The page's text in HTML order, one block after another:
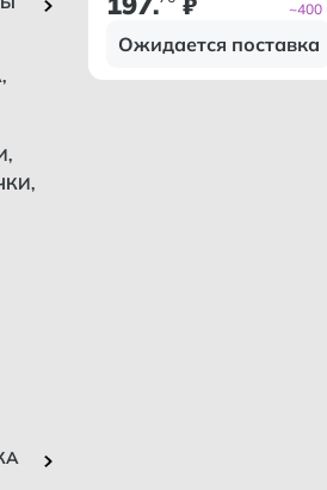
~400
Ожидается поставка